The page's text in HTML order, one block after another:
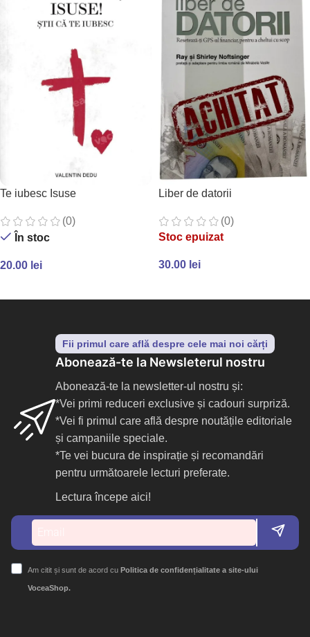
Te iubesc Isuse
(0)
În stoc
20.00 lei
Liber de datorii
(0)
Stoc epuizat
30.00 lei
Fii primul care află despre cele mai noi cărți
Abonează-te la Newsleterul nostru
Abonează-te la newsletter-ul nostru și:
*Vei primi reduceri exclusive și cadouri surpriză.
*Vei fi primul care află despre noutățile editoriale
și campaniile speciale.
*Te vei bucura de inspirație și recomandări
pentru următoarele lecturi preferate.
Lectura începe aici!
Am citit și sunt de acord cu Politica de confidențialitate a site-ului
VoceaShop.